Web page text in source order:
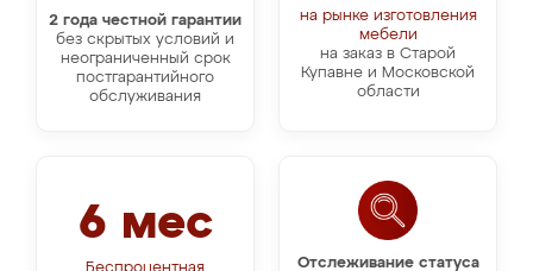
на рынке изготовления
мебели
на заказ в Старой
Купавне и Московской
области
2 года честной гарантии
без скрытых условий и
неограниченный срок
постгарантийного
обслуживания
Отслеживание статуса
6 мес